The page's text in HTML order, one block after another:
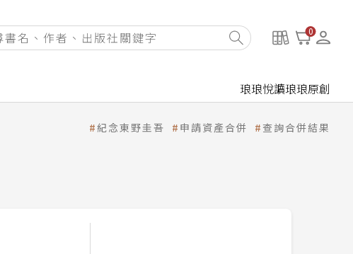
0
琅琅悅讀琅琅原創
紀念東野圭吾 申請資產合併 查詢合併結果